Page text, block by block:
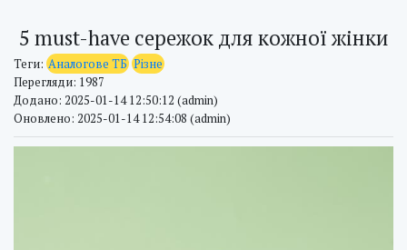
5 must-have сережок для кожної жінки
Теги: Аналогове ТБ Різне
Перегляди: 1987
Додано: 2025-01-14 12:50:12 (admin)
Оновлено: 2025-01-14 12:54:08 (admin)